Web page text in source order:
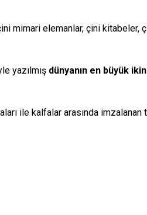
mimari elemanlar, çini kitabeler,
yazılmış dünyanın en büyük
ile kalfalar arasında